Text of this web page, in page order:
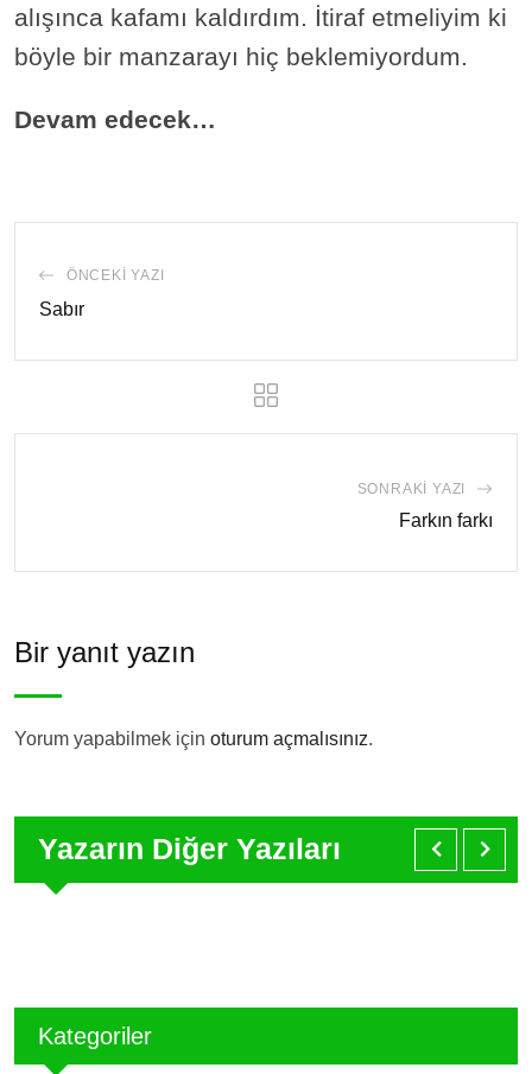
Kategoriler
alışınca kafamı kaldırdım. İtiraf etmeliyim ki
böyle bir manzarayı hiç beklemiyordum.
Devam edecek…
ÖNCEKI YAZI
Sabır
SONRAKI YAZI
Farkın farkı
Bir yanıt yazın
Yorum yapabilmek için oturum açmalısınız.
Yazarın Diğer Yazıları